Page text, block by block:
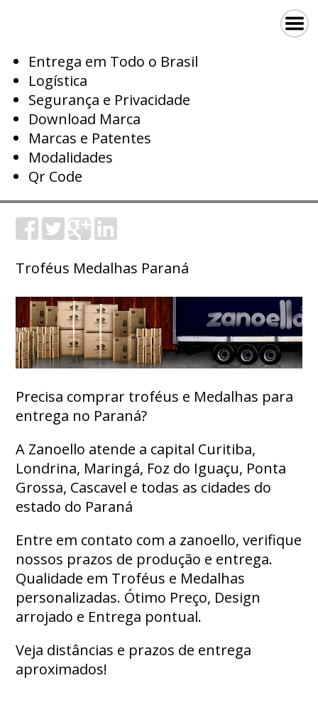
Entrega em Todo o Brasil
Logística
Segurança e Privacidade
Download Marca
Marcas e Patentes
Modalidades
Qr Code
Troféus Medalhas Paraná
Precisa comprar troféus e Medalhas para
entrega no Paraná?
A Zanoello atende a capital Curitiba,
Londrina, Maringá, Foz do Iguaçu, Ponta
Grossa, Cascavel e todas as cidades do
estado do Paraná
Entre em contato com a zanoello, verifique
nossos prazos de produção e entrega.
Qualidade em Troféus e Medalhas
personalizadas. Ótimo Preço, Design
arrojado e Entrega pontual.
Veja distâncias e prazos de entrega
aproximados!